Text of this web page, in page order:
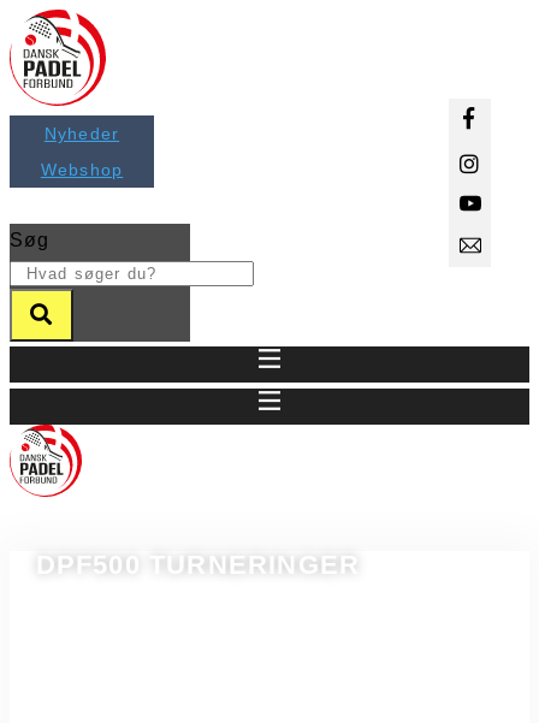
Videre
til
indhold
Nyheder
Webshop
Søg
DPF500 TURNERINGER